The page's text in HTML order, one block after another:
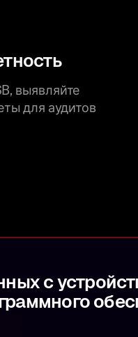
выявляйте
для аудитов
с